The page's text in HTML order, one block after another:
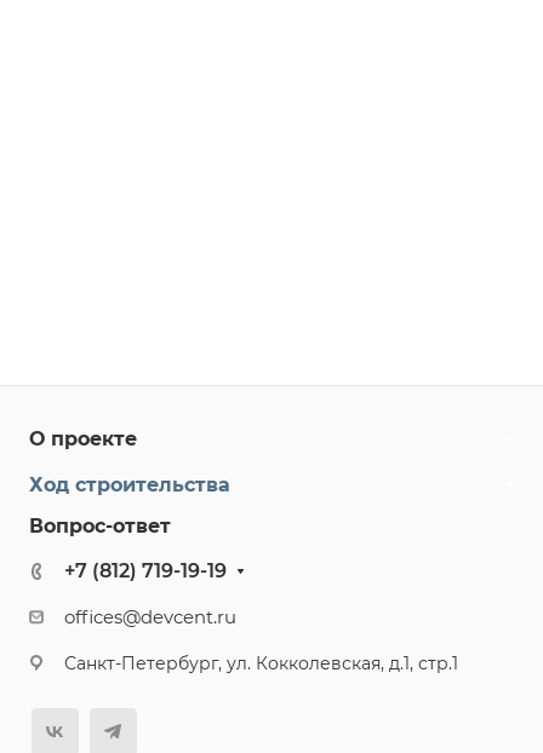
О проекте
Ход строительства
Вопрос-ответ
+7 (812) 719-19-19
offices@devcent.ru
Санкт-Петербург, ул. Кокколевская, д.1, стр.1